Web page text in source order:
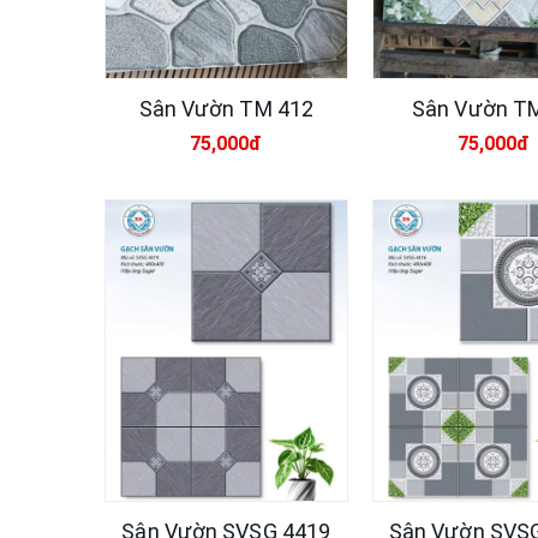
Sân Vườn TM 412
75,000đ
Sân Vườn
75,000đ
Sân Vườn SVSG 4419 Sân Vườn